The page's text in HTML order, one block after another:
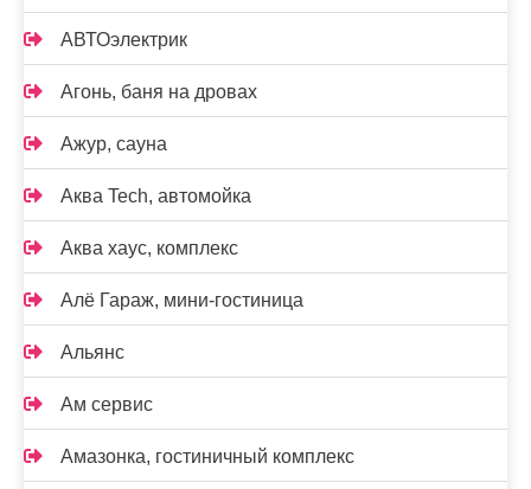
АВТОэлектрик
Агонь, баня на дровах
Ажур, сауна
Аква Tech, автомойка
Аква хаус, комплекс
Алё Гараж, мини-гостиница
Альянс
Ам сервис
Амазонка, гостиничный комплекс